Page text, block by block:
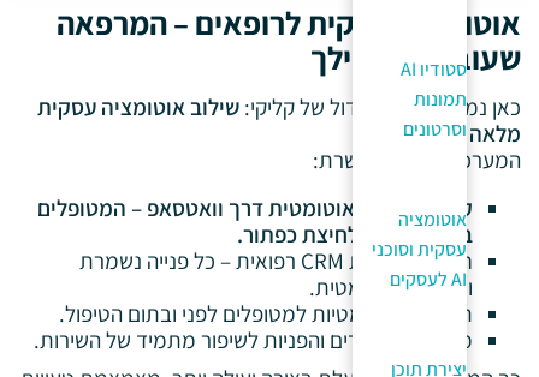
סטודיו AI
תמונות
וסרטונים
אוטומציה
עסקית וסוכני
AI לעסקים
יצירת תוכן
אוטומציה עסקית לרופאים – המרפאה
שעובדת בשבילך
כאן נמצא היתרון הגדול של קליקי: שילוב אוטומציה עסקית
מלאה באתר.
המערכת שלנו מאפשרת:
קביעת תורים אוטומטית דרך וואטסאפ – המטופלים
בוחרים תור בלחיצת כפתור.
חיבור למערכת CRM רפואית – כל פנייה נשמרת
ומנוהלת אוטומטית.
תזכורות אוטומטיות למטופלים לפני ובתום הטיפול.
מעקב אחר לידים והפניות לשיפור מתמיד של השירות.